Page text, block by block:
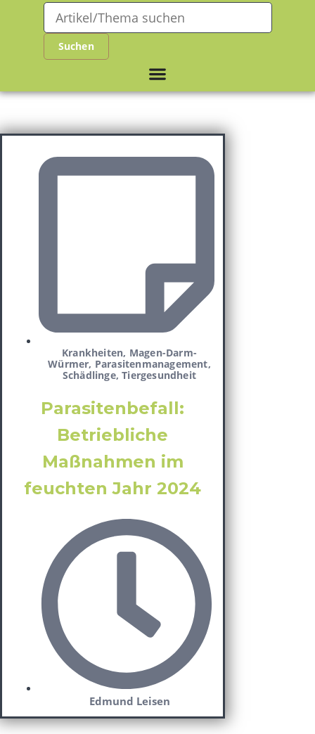
Krankheiten, Magen-Darm-
Würmer, Parasitenmanagement,
Schädlinge,Tiergesundheit
Parasitenbefall:
Betriebliche
Maßnahmen im
feuchten Jahr 2024
Edmund Leisen